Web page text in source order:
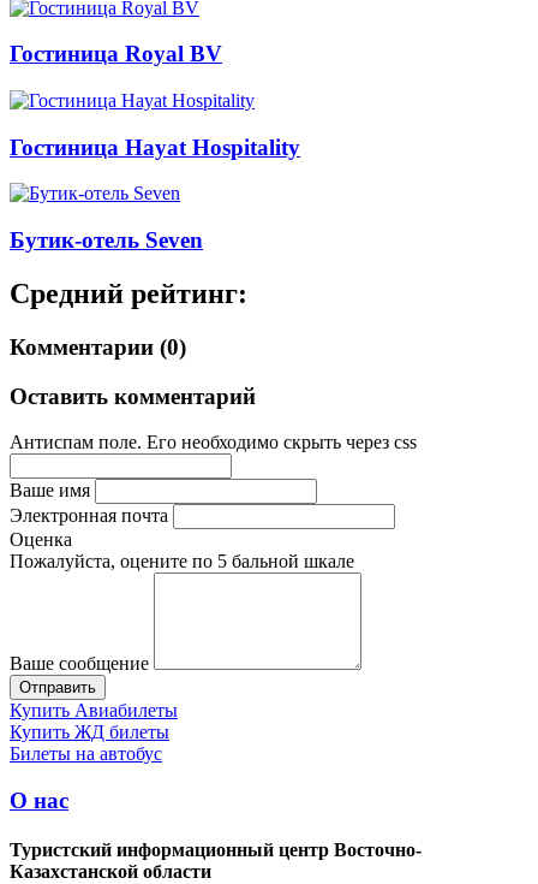
Гостиница Royal BV
Гостиница Hayat Hospitality
Бутик-отель Seven
Средний рейтинг:
Комментарии (0)
Оставить комментарий
Антиспам поле. Его необходимо скрыть через css
Ваше имя
Электронная почта
Оценка
Пожалуйста, оцените по 5 бальной шкале
Ваше сообщение
Купить Авиабилеты
Купить ЖД билеты
Билеты на автобус
О нас
Туристский информационный центр Восточно-
Казахстанской области